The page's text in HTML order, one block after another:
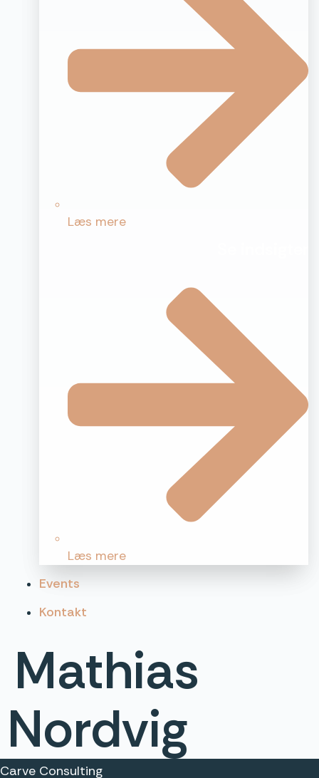
Læs mere
Læs mere
Events
Kontakt
Mathias
Nordvig
Carve Consulting